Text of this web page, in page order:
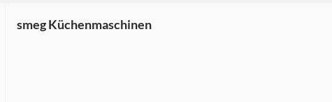
smeg Küchenmaschinen